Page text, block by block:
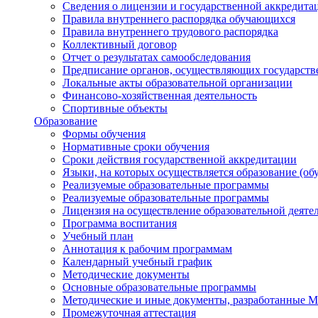
Сведения о лицензии и государственной
Правила внутреннего распорядка обучающихся
Правила внутреннего трудового распорядка
Коллективный договор
Отчет о результатах самообследования
Предписание органов, осуществляющих
Локальные акты образовательной организации
Финансово-хозяйственная деятельность
Спортивные объекты
Образование
Формы обучения
Нормативные сроки обучения
Сроки действия государственной аккредитации
Языки, на которых осуществляется образование
Реализуемые образовательные программы
Реализуемые образовательные программы
Лицензия на осуществление образовательной
Программа воспитания
Учебный план
Аннотация к рабочим программам
Календарный учебный график
Методические документы
Основные образовательные программы
Методические и иные документы, разработанные
Промежуточная аттестация